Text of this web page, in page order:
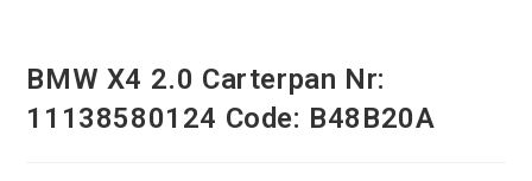
BMW X4 2.0 Carterpan Nr:
11138580124 Code: B48B20A